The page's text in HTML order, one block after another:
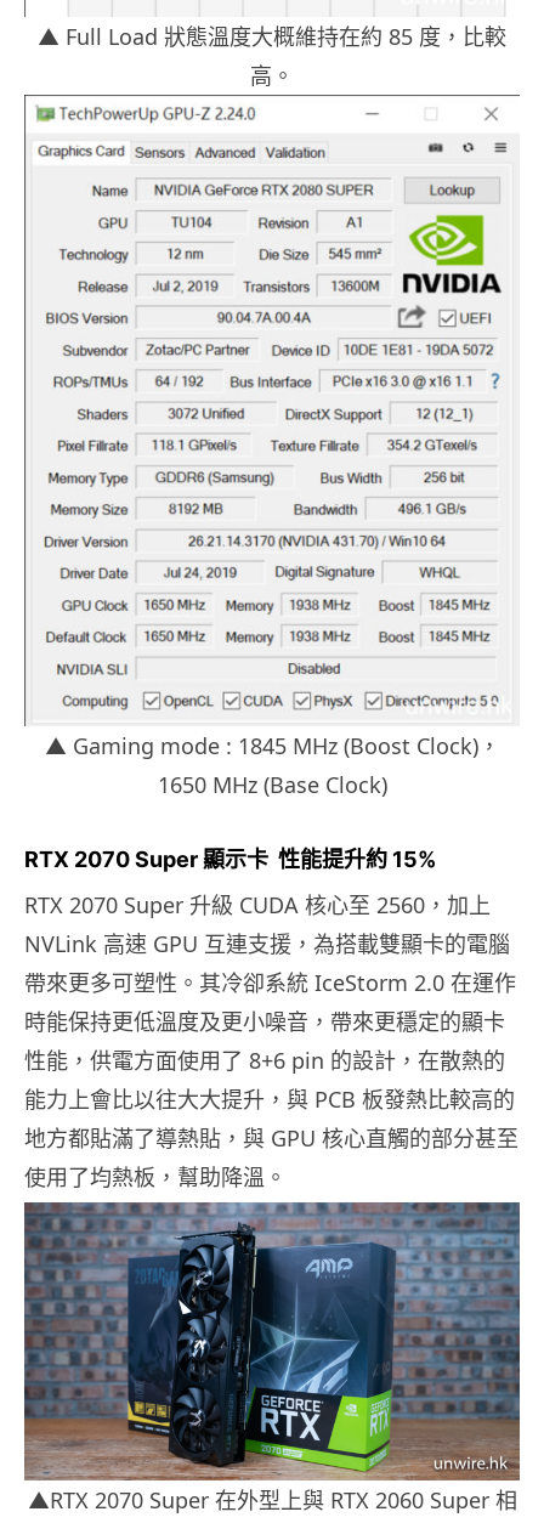
▲ Full Load 狀態溫度大概維持在約 85 度，比較
高。
▲ Gaming mode : 1845 MHz (Boost Clock)，
1650 MHz (Base Clock)
RTX 2070 Super 顯示卡 性能提升約 15%
RTX 2070 Super 升級 CUDA 核心至 2560，加上
NVLink 高速 GPU 互連支援，為搭載雙顯卡的電腦
帶來更多可塑性。其冷卻系統 IceStorm 2.0 在運作
時能保持更低溫度及更小噪音，帶來更穩定的顯卡
性能，供電方面使用了 8+6 pin 的設計，在散熱的
能力上會比以往大大提升，與 PCB 板發熱比較高的
地方都貼滿了導熱貼，與 GPU 核心直觸的部分甚至
使用了均熱板，幫助降溫。
▲RTX 2070 Super 在外型上與 RTX 2060 Super 相